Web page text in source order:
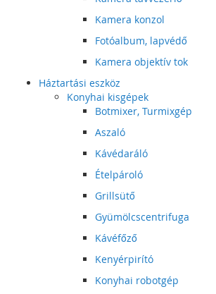
Kamera konzol
Fotóalbum, lapvédő
Kamera objektív tok
Háztartási eszköz
Konyhai kisgépek
Botmixer, Turmixgép
Aszaló
Kávédaráló
Ételpároló
Grillsütő
Gyümölcscentrifuga
Kávéfőző
Kenyérpirító
Konyhai robotgép